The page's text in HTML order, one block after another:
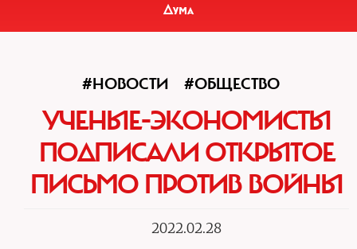
Дума
#НОВОСТИ #ОБЩЕСТВО
УЧЕНЫЕ-ЭКОНОМИСТЫ
ПОДПИСАЛИ ОТКРЫТОЕ
ПИСЬМО ПРОТИВ ВОЙНЫ
2022.02.28